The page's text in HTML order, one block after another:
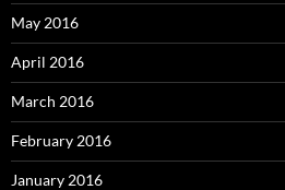
May 2016
April 2016
March 2016
February 2016
January 2016